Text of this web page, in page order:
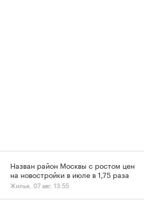
Назван район Москвы с ростом цен
на новостройки в июле в 1,75 раза
Жилье, 07 авг, 13:55